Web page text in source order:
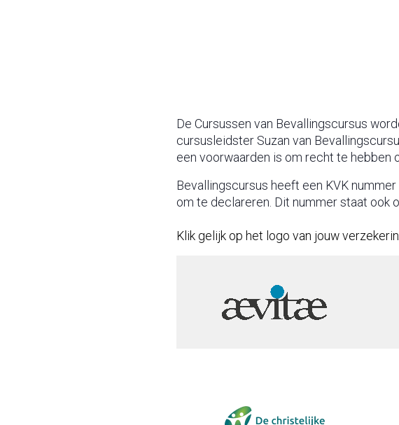
De Cursussen van Bevallingscursus
cursusleidster Suzan van
een voorwaarden is om recht te hebben
Bevallingscursus heeft een KVK nummer
om te declareren. Dit nummer staat ook
Klik gelijk op het logo van jouw